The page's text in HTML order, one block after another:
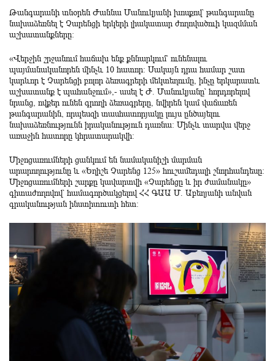
Թանգարանի տնօրեն Ժաննա Մանուկյանի խոսքով՝ թանգարանը
նախաձեռնել է Չարենցի երկերի լիակատար ժողովածուի կազմման
աշխատանքները:
«Վերջին շրջանում հաճախ ենք քննարկում՝ ունենալու
պայմանականորեն մինչև 10 հատոր: Սակայն դրա համար շատ
կարևոր է Չարենցի բոլոր ձեռագրերի մեկտեղումը, ինչը երկարատև
աշխատանք է պահանջում»,- ասել է Ժ. Մանուկյանը՝ հորդորելով
նրանց, ովքեր ունեն գրողի ձեռագրերը, նվիրեն կամ վաճառեն
թանգարանին, որպեսզի տասհատորյակը լույս ընծայելու
նախաձեռնությունն իրականություն դառնա: Մինչև տարվա վերջ
առաջին հատորը կհրատարակվի:
Միջոցառումների ցանկում են նամականիշի մարման
արարողությունը և «Եղիշե Չարենց 125» հուշամեդալի շնորհանդեսը:
Միջոցառումների շարքը կավարտվի «Չարենցը և իր ժամանակը»
գիտաժողովով՝ համագործակցելով ՀՀ ԳԱԱ Մ. Աբեղյանի անվան
գրականության ինստիտուտի հետ: